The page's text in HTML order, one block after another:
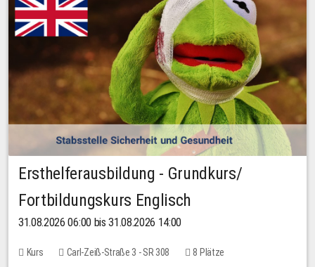
Ersthelferausbildung - Grundkurs/
Fortbildungskurs Englisch
31.08.2026 06:00 bis 31.08.2026 14:00
Kurs Carl-Zeiß-Straße 3 - SR 308 8 Plätze